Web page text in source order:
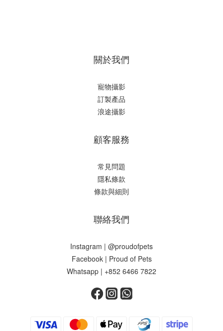
關於我們
寵物攝影
訂製產品
浪途攝影
顧客服務
常見問題
隱私條款
條款與細則
聯絡我們
Instagram | @proudofpets
Facebook | Proud of Pets
Whatsapp | +852 6466 7822